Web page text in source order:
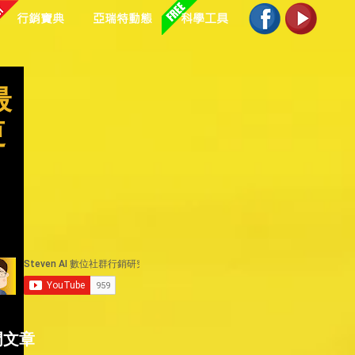
行銷寶典 亞瑞特動態 科學工具
章